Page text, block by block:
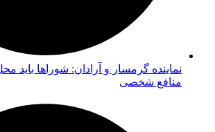
نماینده گرمسار و آرادان: شوراها باید
منافع شخصی